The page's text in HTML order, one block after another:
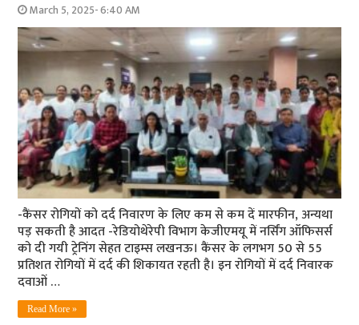
March 5, 2025- 6:40 AM
-कैंसर रोगियों को दर्द निवारण के लिए कम से कम दें मारफीन, अन्यथा
पड़ सकती है आदत -रेडियोथेरेपी विभाग केजीएमयू में नर्सिंग ऑफिसर्स
को दी गयी ट्रेनिंग सेहत टाइम्स लखनऊ। कैंसर के लगभग 50 से 55
प्रतिशत रोगियों में दर्द की शिकायत रहती है। इन रोगियों में दर्द निवारक
दवाओं …
Read More »